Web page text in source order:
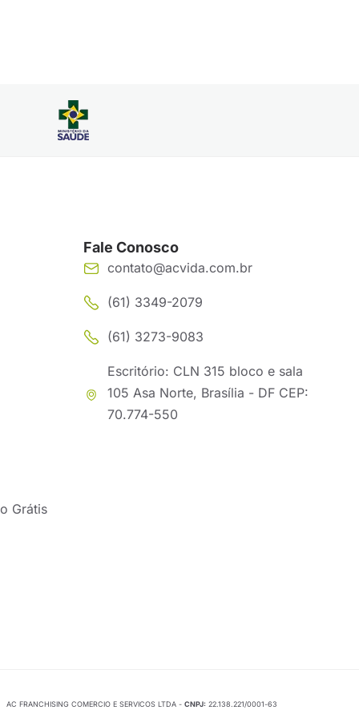
Grátis
Fale Conosco
contato@acvida.com.br
(61) 3349-2079
(61) 3273-9083
Escritório: CLN 315 bloco e sala
105 Asa Norte, Brasília - DF CEP:
70.774-550
AC FRANCHISING COMERCIO E SERVICOS LTDA - CNPJ: 22.138.221/0001-63